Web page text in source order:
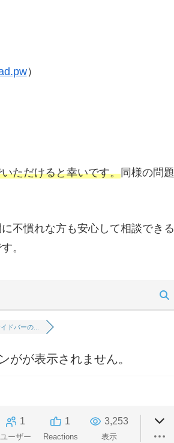
）
ただけると幸いです。同様の問題
不慣れな方も安心して相談できる
。
ドバーの...
がが表示されません。
1
ユーザー
1
Reactions
3,253
表示